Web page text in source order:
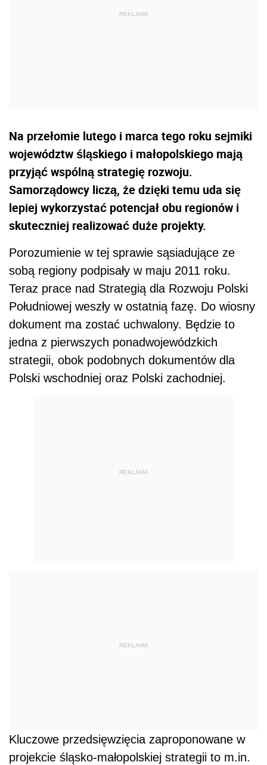
Na przełomie lutego i marca tego roku sejmiki
województw śląskiego i małopolskiego mają
przyjąć wspólną strategię rozwoju.
Samorządowcy liczą, że dzięki temu uda się
lepiej wykorzystać potencjał obu regionów i
skuteczniej realizować duże projekty.
Porozumienie w tej sprawie sąsiadujące ze
sobą regiony podpisały w maju 2011 roku.
Teraz prace nad Strategią dla Rozwoju Polski
Południowej weszły w ostatnią fazę. Do wiosny
dokument ma zostać uchwalony. Będzie to
jedna z pierwszych ponadwojewódzkich
strategii, obok podobnych dokumentów dla
Polski wschodniej oraz Polski zachodniej.
REKLAMA
REKLAMA
Kluczowe przedsięwzięcia zaproponowane w
projekcie śląsko-małopolskiej strategii to m.in.